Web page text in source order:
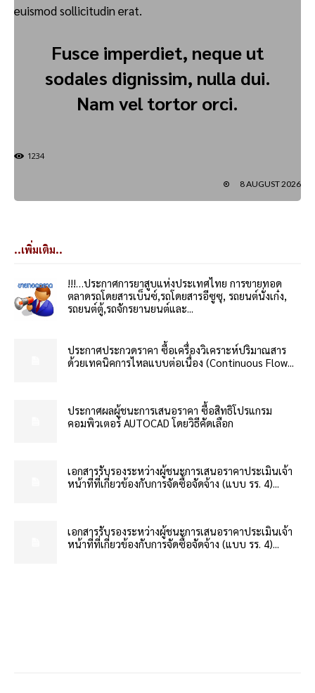
euismod sollicitudin erat.
Fusce imperdiet, neque ut
sodales dignissim, nulla dui.
Nam vel tortor orci.
1234
8 AUGUST 2026
..เพิ่มเติม..
!!!…ประกาศการยาสูบแห่งประเทศไทย การขายทอด
ตลาดรถโดยสารเบ็นซ์,รถโดยสารอีซูซุ, รถยนต์นั่งเก๋ง,
รถยนต์ตู้,รถจักรยานยนต์และ...
ประกาศประกวดราคา ซื้อเครื่องวิเคราะห์ปริมาณสาร
ด้วยเทคนิคการไหลแบบต่อเนื่อง (Continuous Flow...
ประกาศผลผู้ชนะการเสนอราคา ซื้อสิทธิโปรแกรม
คอมพิวเตอร์ AUTOCAD โดยวิธีคัดเลือก
เอกสารรับรองระหว่างผู้ชนะการเสนอราคาประเมินเจ้า
หน้าที่ที่เกี่ยวข้องกับการจัดซื้อจัดจ้าง (แบบ รร. 4)...
เอกสารรับรองระหว่างผู้ชนะการเสนอราคาประเมินเจ้า
หน้าที่ที่เกี่ยวข้องกับการจัดซื้อจัดจ้าง (แบบ รร. 4)...